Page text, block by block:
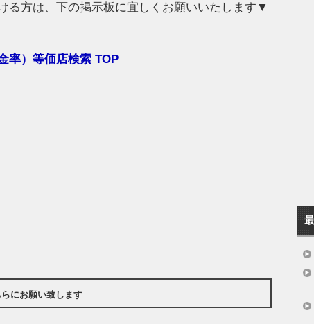
る方は、下の掲示板に宜しくお願いいたします▼
率）等価店検索 TOP
にお願い致します